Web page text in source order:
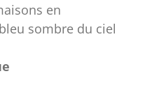
en
sombre du ciel